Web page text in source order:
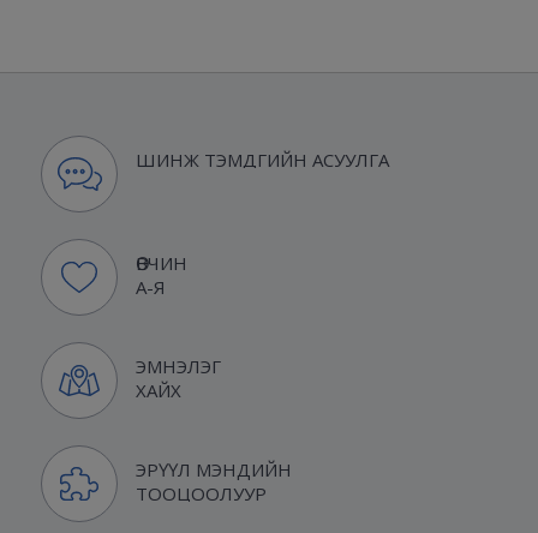
ШИНЖ ТЭМДГИЙН АСУУЛГА
ӨВЧИН
А-Я
ЭМНЭЛЭГ
ХАЙХ
ЭРҮҮЛ МЭНДИЙН
ТООЦООЛУУР